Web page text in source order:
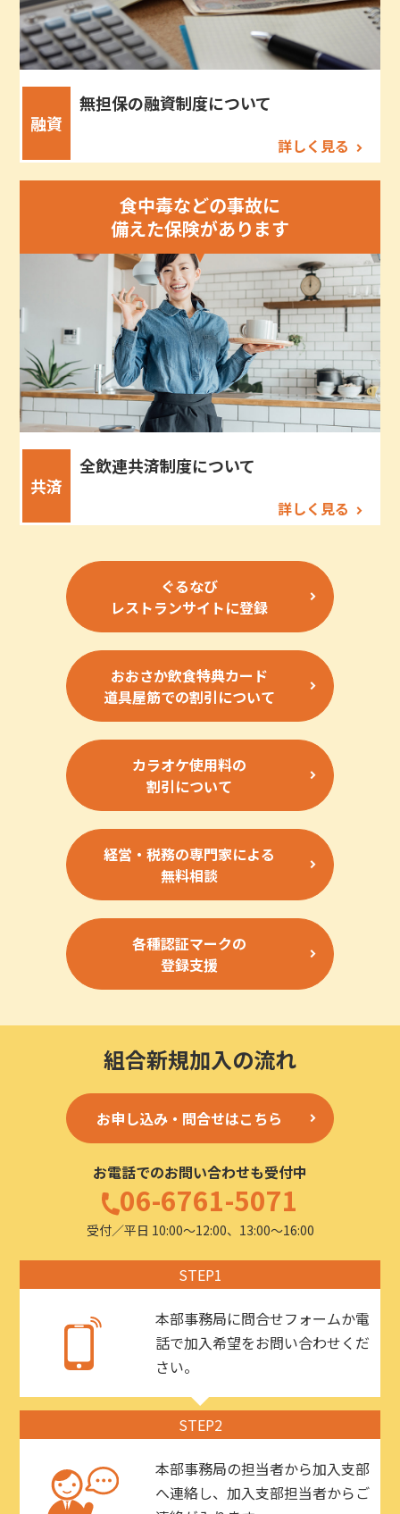
融資
無担保の融資制度について
詳しく見る
食中毒などの事故に
備えた保険があります
共済
全飲連共済制度について
詳しく見る
ぐるなび
レストランサイトに登録
おおさか飲食特典カード
道具屋筋での割引について
カラオケ使用料の
割引について
経営・税務の専門家による
無料相談
各種認証マークの
登録支援
組合新規加入の流れ
お申し込み・問合せはこちら
お電話でのお問い合わせも受付中
06-6761-5071
受付／平日 10:00〜12:00、13:00〜16:00
STEP1
本部事務局に問合せフォームか電
話で加入希望をお問い合わせくだ
さい。
STEP2
本部事務局の担当者から加入支部
へ連絡し、加入支部担当者からご